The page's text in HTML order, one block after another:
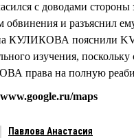
с доводами
обвинения и разъяснил
КУЛИКОВА пояснили
изучения,
права на полную
maps
Павлова Анастасия